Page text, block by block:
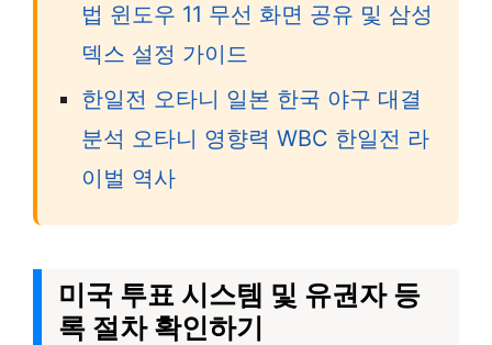
법 윈도우 11 무선 화면 공유 및 삼성
덱스 설정 가이드
한일전 오타니 일본 한국 야구 대결
분석 오타니 영향력 WBC 한일전 라
이벌 역사
미국 투표 시스템 및 유권자 등
록 절차 확인하기